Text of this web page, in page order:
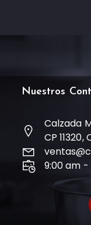
Nuestros
Calzada
CP
9:00 am